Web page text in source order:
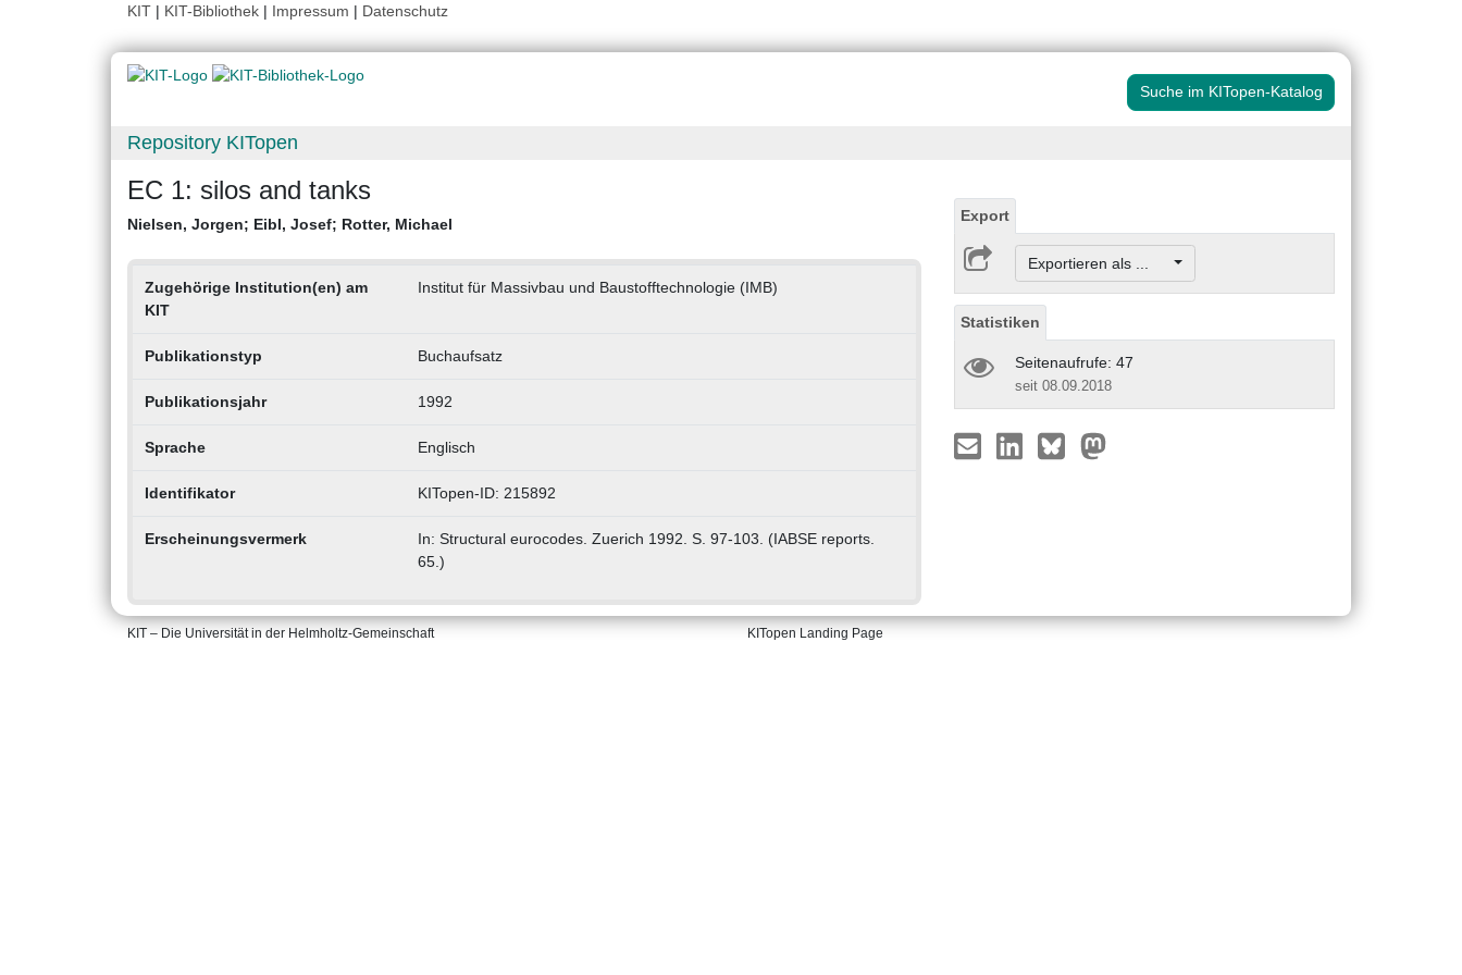
KIT | KIT-Bibliothek | Impressum | Datenschutz
Suche im KITopen-Katalog
Repository KITopen
EC 1: silos and tanks
Nielsen, Jorgen; Eibl, Josef; Rotter, Michael
Zugehörige Institution(en) am
KIT
Institut für Massivbau und Baustofftechnologie (IMB)
Publikationstyp Buchaufsatz
Publikationsjahr 1992
Sprache Englisch
Identifikator KITopen-ID: 215892
Erscheinungsvermerk
In: Structural eurocodes. Zuerich 1992. S. 97-103. (IABSE reports.
65.)
Export
Exportieren als ...
Statistiken
Seitenaufrufe: 47
seit 08.09.2018
KIT – Die Universität in der Helmholtz-Gemeinschaft KITopen Landing Page